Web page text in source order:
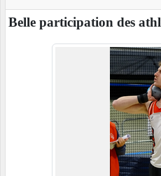
Belle participation des